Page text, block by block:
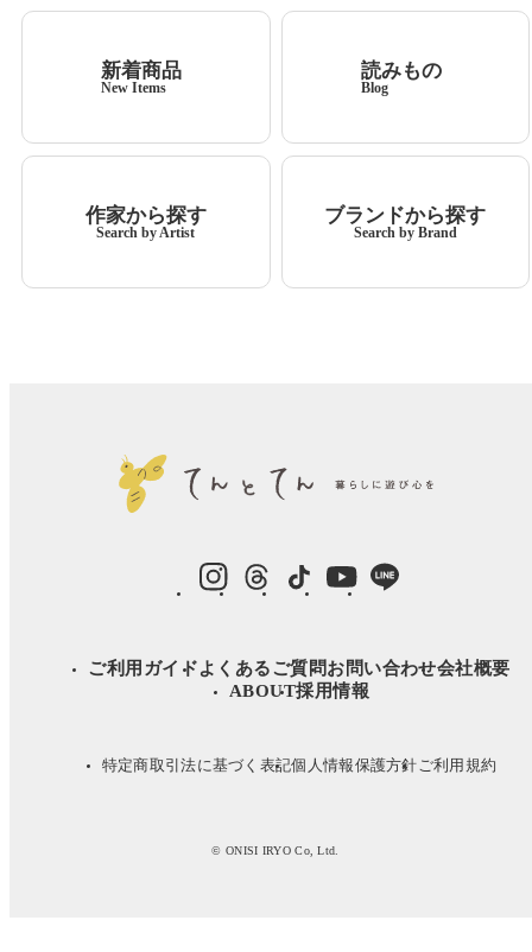
新着商品
New Items
読みもの
Blog
作家から探す
Search by Artist
ブランドから探す
Search by Brand
instagram Threads LINE
ご利用ガイドよくあるご質問お問い合わせ会社概要
ABOUT採用情報
特定商取引法に基づく表記個人情報保護方針 ご利用規約
© ONISI IRYO Co, Ltd.